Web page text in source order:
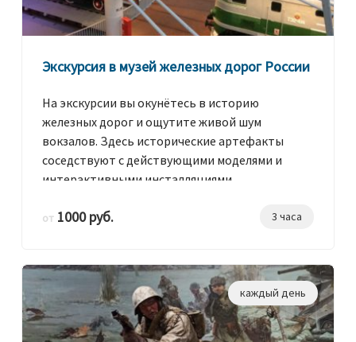
Экскурсия в музей железных дорог России
На экскурсии вы окунётесь в историю
железных дорог и ощутите живой шум
вокзалов. Здесь исторические артефакты
соседствуют с действующими моделями и
интерактивными инсталляциями.
от 1000 руб. 3 часа
каждый день